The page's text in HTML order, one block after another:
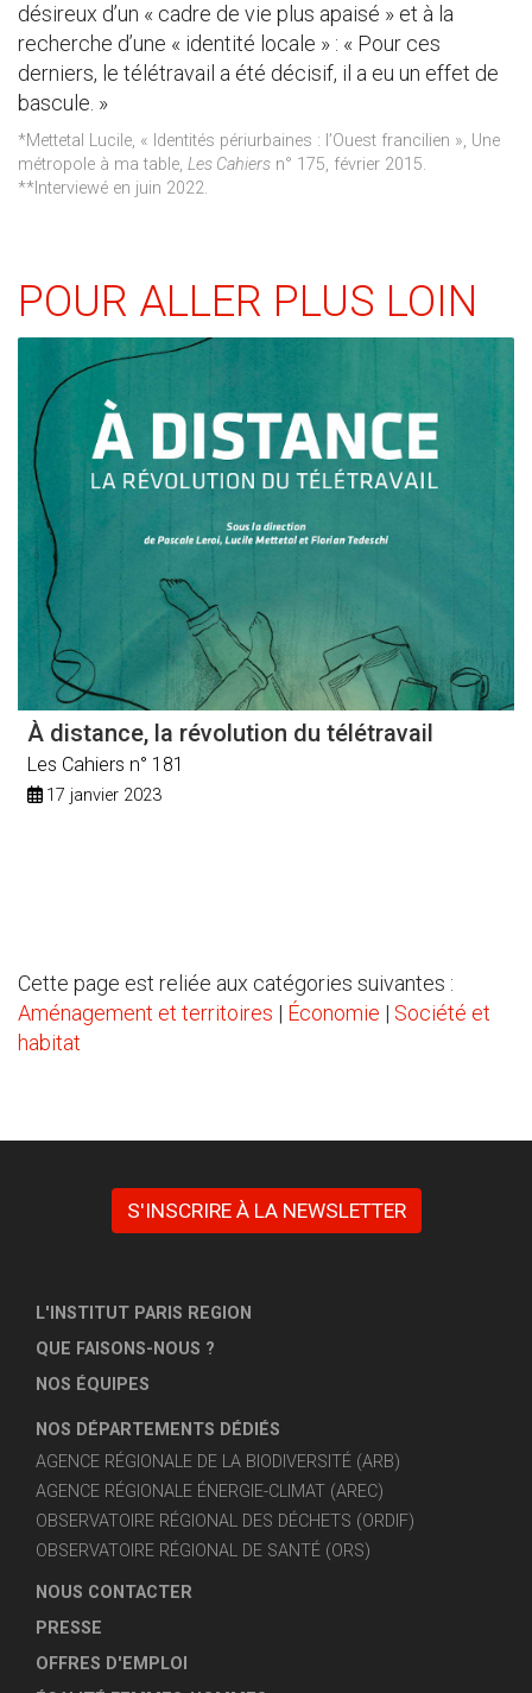
désireux d’un « cadre de vie plus apaisé » et à la
recherche d’une « identité locale » : « Pour ces
derniers, le télétravail a été décisif, il a eu un effet de
bascule. »
*Mettetal Lucile, « Identités périurbaines : l’Ouest francilien », Une
métropole à ma table, Les Cahiers n° 175, février 2015.
**Interviewé en juin 2022.
POUR ALLER PLUS LOIN
À distance, la révolution du télétravail
Les Cahiers n° 181
17 janvier 2023
Cette page est reliée aux catégories suivantes :
Aménagement et territoires | Économie | Société et
habitat
S'INSCRIRE À LA NEWSLETTER
L'INSTITUT PARIS REGION
QUE FAISONS-NOUS ?
NOS ÉQUIPES
NOS DÉPARTEMENTS DÉDIÉS
AGENCE RÉGIONALE DE LA BIODIVERSITÉ (ARB)
AGENCE RÉGIONALE ÉNERGIE-CLIMAT (AREC)
OBSERVATOIRE RÉGIONAL DES DÉCHETS (ORDIF)
OBSERVATOIRE RÉGIONAL DE SANTÉ (ORS)
NOUS CONTACTER
PRESSE
OFFRES D'EMPLOI